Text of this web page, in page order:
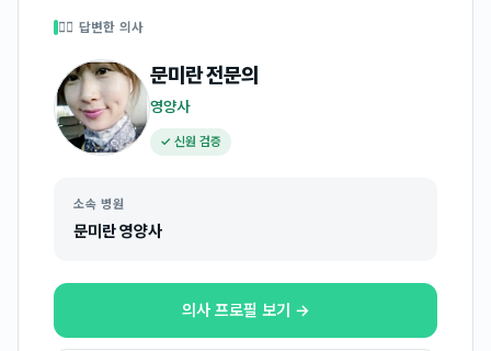
👩‍⚕️ 답변한 의사
문미란전문의
영양사
✓ 신원 검증
소속 병원
문미란 영양사
의사 프로필 보기 →